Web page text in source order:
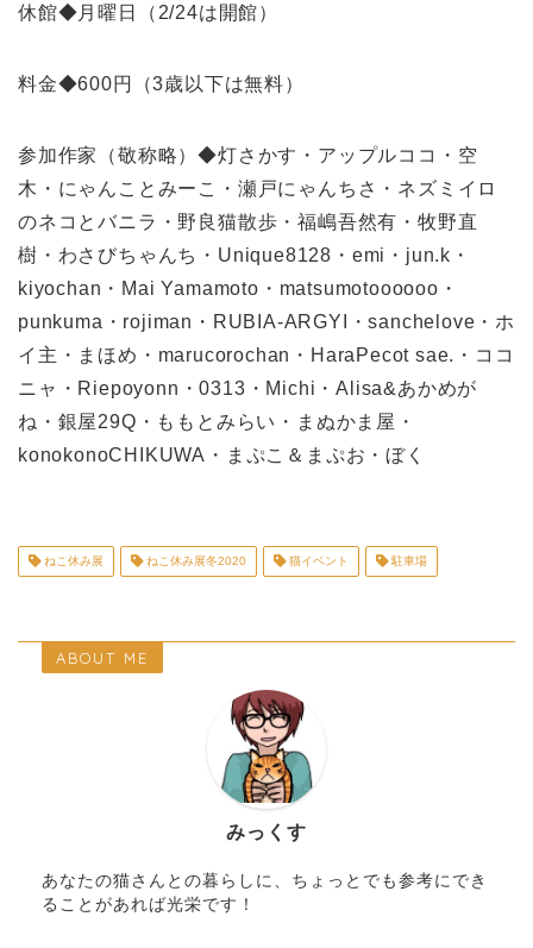
休館◆月曜日（2/24は開館）
料金◆600円（3歳以下は無料）
参加作家（敬称略）◆灯さかす・アップルココ・空
木・にゃんことみーこ・瀬戸にゃんちさ・ネズミイロ
のネコとバニラ・野良猫散歩・福嶋吾然有・牧野直
樹・わさびちゃんち・Unique8128・emi・jun.k・
kiyochan・Mai Yamamoto・matsumotoooooo・
punkuma・rojiman・RUBIA-ARGYI・sanchelove・ホ
イ主・まほめ・marucorochan・HaraPecot sae.・ココ
ニャ・Riepoyonn・0313・Michi・Alisa&あかめが
ね・銀屋29Q・ももとみらい・まぬかま屋・
konokonoCHIKUWA・まぷこ＆まぷお・ぼく
ねこ休み展 ねこ休み展冬2020 猫イベント 駐車場
ABOUT ME
みっくす
あなたの猫さんとの暮らしに、ちょっとでも参考にでき
ることがあれば光栄です！